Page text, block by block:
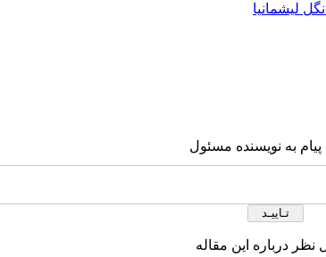
لیشمانیا
پیام به نویسنده مسئول
نظر درباره این مقاله